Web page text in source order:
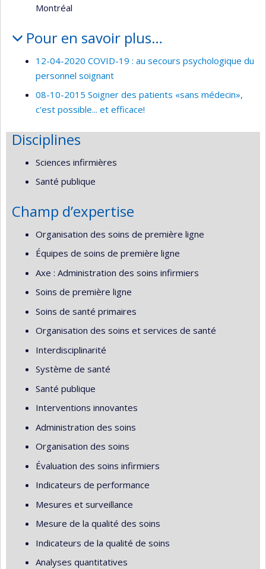
Montréal
Pour en savoir plus…
12-04-2020 COVID-19 : au secours psychologique du
personnel soignant
08-10-2015 Soigner des patients «sans médecin»,
c'est possible... et efficace!
Disciplines
Sciences infirmières
Santé publique
Champ d’expertise
Organisation des soins de première ligne
Équipes de soins de première ligne
Axe : Administration des soins infirmiers
Soins de première ligne
Soins de santé primaires
Organisation des soins et services de santé
Interdisciplinarité
Système de santé
Santé publique
Interventions innovantes
Administration des soins
Organisation des soins
Évaluation des soins infirmiers
Indicateurs de performance
Mesures et surveillance
Mesure de la qualité des soins
Indicateurs de la qualité de soins
Analyses quantitatives